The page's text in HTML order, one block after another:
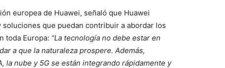
europea de Huawei, señaló que Huawei
que puedan contribuir a abordar los
toda Europa: “La tecnología no debe estar en
a que la naturaleza prospere. Además,
la nube y 5G se están integrando rápidamente y